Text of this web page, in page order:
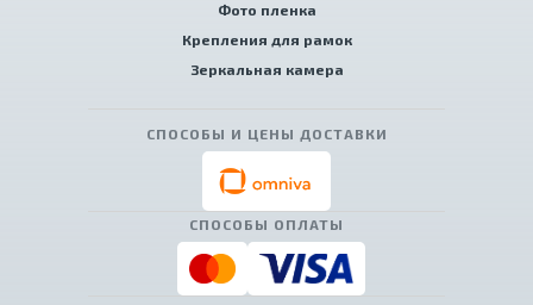
Фото пленка
Крепления для рамок
Зеркальная камера
СПОСОБЫ И ЦЕНЫ ДОСТАВКИ
СПОСОБЫ ОПЛАТЫ